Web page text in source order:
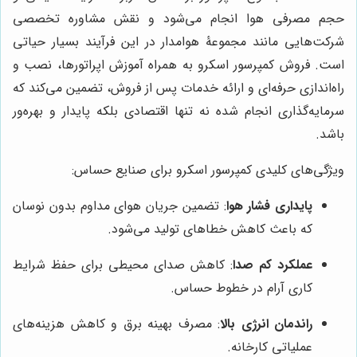
حجم مصرفی هوا انجام می‌شود و نقش مشاوره تخصصی
شرکت‌هایی مانند مجموعۀ هوامدار در این فرآیند بسیار حیاتی
است. فروش کمپرسور اسکرو به همراه آموزش اپراتورها، نصب و
راه‌اندازی حرفه‌ای و ارائه خدمات پس از فروش، تضمین می‌کند که
سرمایه‌گذاری انجام شده نه تنها اقتصادی بلکه پایدار و بهره‌ور
باشد.
ویژگی‌های کلیدی کمپرسور اسکرو برای صنایع حساس:
پایداری فشار هوا: تضمین جریان هوای مداوم بدون نوسان
که باعث کاهش خطاهای تولید می‌شود.
عملکرد کم صدا: کاهش صدای محیطی برای حفظ شرایط
کاری آرام در خطوط حساس.
راندمان انرژی بالا: مصرف بهینه برق و کاهش هزینه‌های
عملیاتی کارخانه.